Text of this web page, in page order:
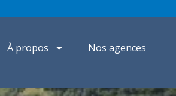
À propos Nos agences